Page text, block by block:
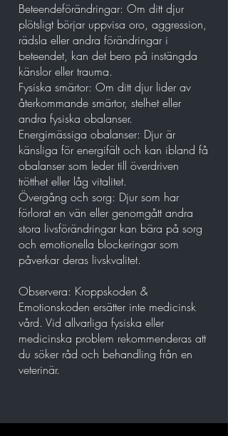
Beteendeförändringar: Om ditt djur
plötsligt börjar uppvisa oro, aggression,
rädsla eller andra förändringar i
beteendet, kan det bero på instängda
känslor eller trauma.
Fysiska smärtor: Om ditt djur lider av
återkommande smärtor, stelhet eller
andra fysiska obalanser.
Energimässiga obalanser: Djur är
känsliga för energifält och kan ibland få
obalanser som leder till överdriven
trötthet eller låg vitalitet.
Övergång och sorg: Djur som har
förlorat en vän eller genomgått andra
stora livsförändringar kan bära på sorg
och emotionella blockeringar som
påverkar deras livskvalitet.
Observera: Kroppskoden &
Emotionskoden ersätter inte medicinsk
vård. Vid allvarliga fysiska eller
medicinska problem rekommenderas att
du söker råd och behandling från en
veterinär.